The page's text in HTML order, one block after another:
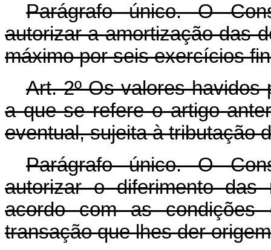
Parágrafo único. O
autorizar a amortização das
máximo por seis exercícios
Art. 2º Os valores havidos
a que se refere o artigo
eventual, sujeita à tributação
Parágrafo único. O
autorizar o diferimento
acordo com as condições
transação que lhes der